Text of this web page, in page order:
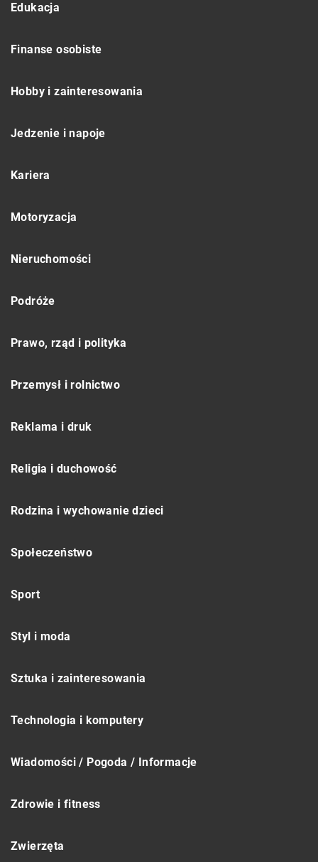
Edukacja
Finanse osobiste
Hobby i zainteresowania
Jedzenie i napoje
Kariera
Motoryzacja
Nieruchomości
Podróże
Prawo, rząd i polityka
Przemysł i rolnictwo
Reklama i druk
Religia i duchowość
Rodzina i wychowanie dzieci
Społeczeństwo
Sport
Styl i moda
Sztuka i zainteresowania
Technologia i komputery
Wiadomości / Pogoda / Informacje
Zdrowie i fitness
Zwierzęta